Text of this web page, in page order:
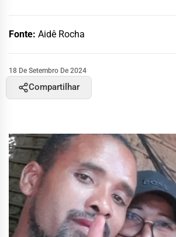
Fonte: Aidê Rocha
18 De Setembro De 2024
Compartilhar